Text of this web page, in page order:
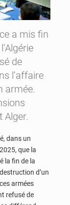
a mis fin
de
l’affaire
armée.
Alger.
dans un
que la
la fin de la
d’un
armées
refusé de